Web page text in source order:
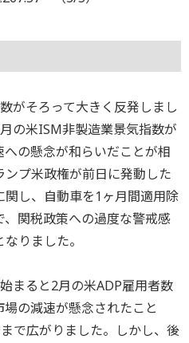
がそろって大きく反発しまし
の米ISM非製造業景気指数が
の懸念が和らいだことが相
プ米政権が前日に発動した
し、自動車を1ヶ月間適用除
関税政策への過度な警戒感
りました。
まると2月の米ADP雇用者数
の減速が懸念されたこと
で広がりました。しかし、後